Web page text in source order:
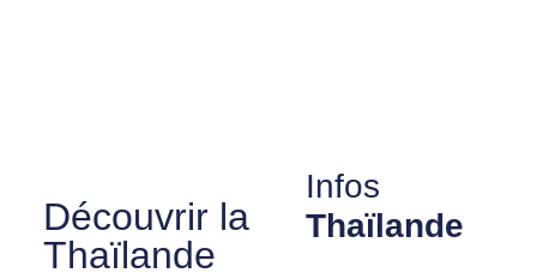
Découvrir la
Thaïlande
Infos
Thaïlande